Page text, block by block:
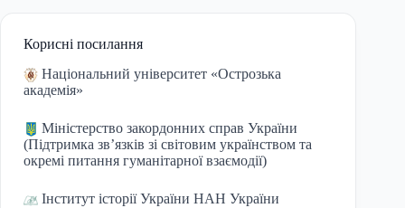
Корисні посилання
Національний університет «Острозька
академія»
Міністерство закордонних справ України
(Підтримка зв’язків зі світовим українством та
окремі питання гуманітарної взаємодії)
Інститут історії України НАН України